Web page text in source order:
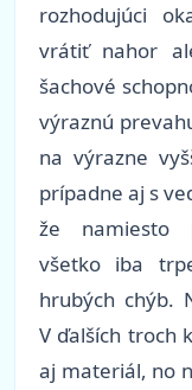
rozhodujúci
vrátiť nahor
šachové
výraznú
na výrazne
prípadne aj s
že namiesto
všetko iba
hrubých chýb.
V ďalších troch
aj materiál, no